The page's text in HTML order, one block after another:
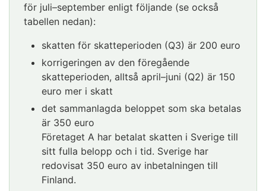
för juli–september enligt följande (se också
tabellen nedan):
skatten för skatteperioden (Q3) är 200 euro
korrigeringen av den föregående
skatteperioden, alltså april–juni (Q2) är 150
euro mer i skatt
det sammanlagda beloppet som ska betalas
är 350 euro
Företaget A har betalat skatten i Sverige till
sitt fulla belopp och i tid. Sverige har
redovisat 350 euro av inbetalningen till
Finland.